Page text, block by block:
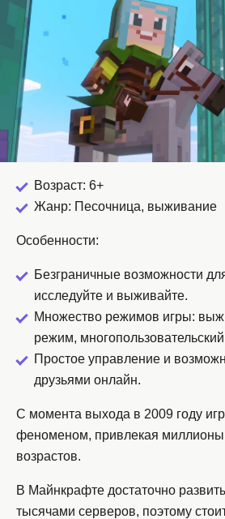
Возраст: 6+
Жанр: Песочница, выживание
Особенности:
Безграничные возможности
исследуйте и выживайте.
Множество режимов игры:
режим,
Простое управление и
друзьями онлайн.
С момента выхода в 2009 году
феноменом, привлекая миллионы
возрастов.
В Майнкрафте достаточно
тысячами серверов, поэтому